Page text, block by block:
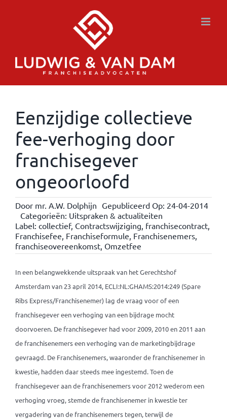
Eenzijdige collectieve
fee-verhoging door
franchisegever
ongeoorloofd
Door mr. A.W. Dolphijn Gepubliceerd Op: 24-04-2014
Categorieën: Uitspraken & actualiteiten
Label: collectief, Contractswijziging, franchisecontract,
Franchisefee, Franchiseformule, Franchisenemers,
franchiseovereenkomst, Omzetfee
In een belangwekkende uitspraak van het Gerechtshof
Amsterdam van 23 april 2014, ECLI:NL:GHAMS:2014:249 (Spare
Ribs Express/Franchisenemer) lag de vraag voor of een
franchisegever een verhoging van een bijdrage mocht
doorvoeren. De franchisegever had voor 2009, 2010 en 2011 aan
de franchisenemers een verhoging van de marketingbijdrage
gevraagd. De Franchisenemers, waaronder de franchisenemer in
kwestie, hadden daar steeds mee ingestemd. Toen de
franchisegever aan de franchisenemers voor 2012 wederom een
verhoging vroeg, stemde de franchisenemer in kwestie ter
vergadering van de franchisenemers tegen, terwijl de